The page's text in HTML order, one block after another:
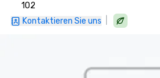
102
Kontaktieren Sie uns